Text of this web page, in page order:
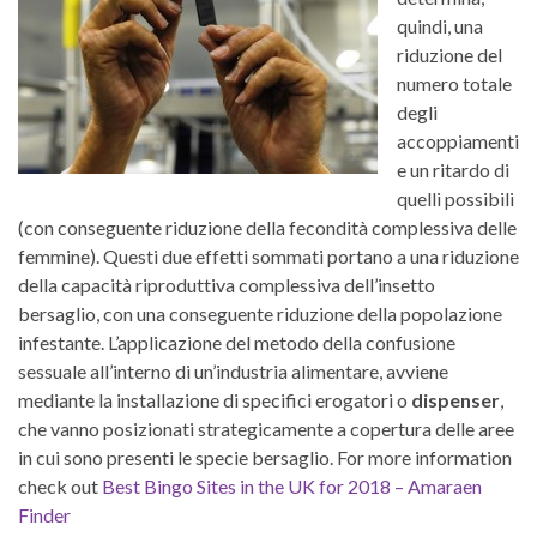
quindi, una
riduzione del
numero totale
degli
accoppiamenti
e un ritardo di
quelli possibili
(con conseguente riduzione della fecondità complessiva delle
femmine). Questi due effetti sommati portano a una riduzione
della capacità riproduttiva complessiva dell’insetto
bersaglio, con una conseguente riduzione della popolazione
infestante. L’applicazione del metodo della confusione
sessuale all’interno di un’industria alimentare, avviene
mediante la installazione di specifici erogatori o dispenser,
che vanno posizionati strategicamente a copertura delle aree
in cui sono presenti le specie bersaglio. For more information
check out Best Bingo Sites in the UK for 2018 – Amaraen
Finder